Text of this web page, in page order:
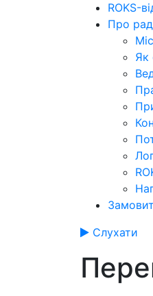
ROKS-
Про
Як
Слухати